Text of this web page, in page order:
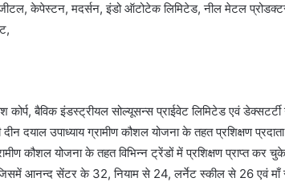
केपेस्टन, मदर्सन, इंडो ऑटोटेक लिमिटेड, नील मेटल प्रोडक्टस
कोर्प, बैविक इंडस्ट्रीयल सोल्यूसन्स प्राईवेट लिमिटेड एवं
दयाल उपाध्याय ग्रामीण कौशल योजना के तहत प्रशिक्षण
कौशल योजना के तहत विभिन्न ट्रेंडों में प्रशिक्षण प्राप्त कर
जिसमें आनन्द सेंटर के 32, नियाम से 24, लर्नेट स्कील से 26 एवं